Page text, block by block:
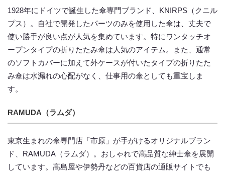
1928年にドイツで誕生した傘専門ブランド、KNIRPS（クニル
プス）。自社で開発したパーツのみを使用した傘は、丈夫で
使い勝手が良い点が人気を集めています。特にワンタッチオ
ープンタイプの折りたたみ傘は人気のアイテム。また、通常
のソフトカバーに加えて外ケースが付いたタイプの折りたた
み傘は水漏れの心配がなく、仕事用の傘としても重宝しま
す。
RAMUDA（ラムダ）
東京生まれの傘専門店「市原」が手がけるオリジナルブラン
ド、RAMUDA（ラムダ）。おしゃれで高品質な紳士傘を展開
しています。高島屋や伊勢丹などの百貨店の通販サイトでも